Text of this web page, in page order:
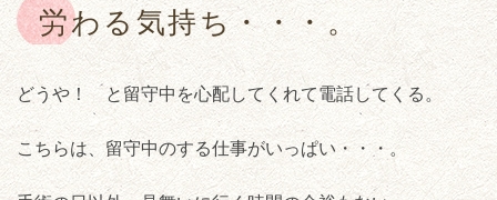
労わる気持ち・・・。
どうや！ と留守中を心配してくれて電話してくる。
こちらは、留守中のする仕事がいっぱい・・・。